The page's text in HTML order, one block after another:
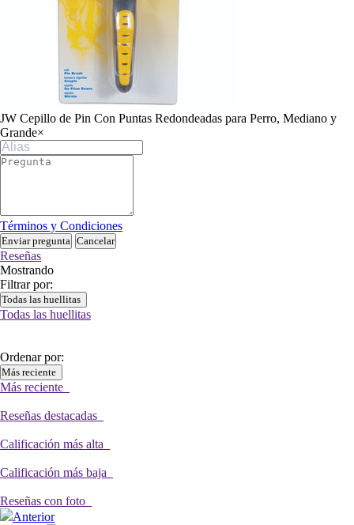
JW Cepillo de Pin Con Puntas Redondeadas para Perro, Mediano y
Grande×
Términos y Condiciones
Enviar pregunta Cancelar
Reseñas
Mostrando
Filtrar por:
Todas las huellitas
Todas las huellitas
Ordenar por:
Más reciente
Más reciente
Reseñas destacadas
Calificación más alta
Calificación más baja
Reseñas con foto
Anterior